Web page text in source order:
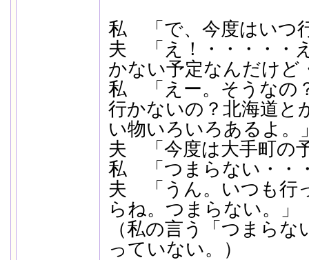
私 「で、今度はいつ
夫 「え！・・・・・
かない予定なんだけど
私 「えー。そうなの
行かないの？北海道と
い物いろいろあるよ。
夫 「今度は大手町の
私 「つまらない・・
夫 「うん。いつも行
らね。つまらない。」
（私の言う「つまら
っていない。）